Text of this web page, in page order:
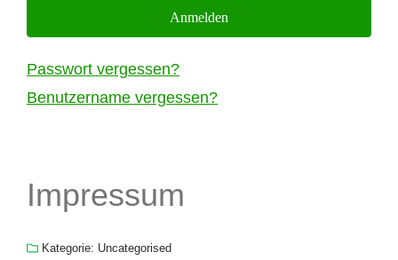
Anmelden
Passwort vergessen?
Benutzername vergessen?
Impressum
Kategorie: Uncategorised